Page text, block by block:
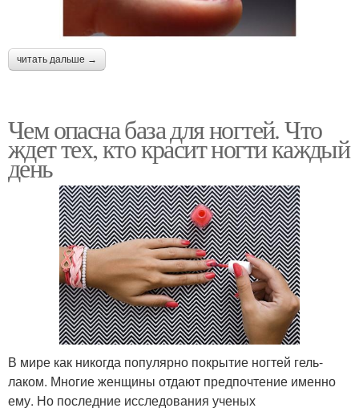
читать дальше →
Чем опасна база для ногтей. Что
ждет тех, кто красит ногти каждый
день
В мире как никогда популярно покрытие ногтей гель-
лаком. Многие женщины отдают предпочтение именно
ему. Но последние исследования ученых